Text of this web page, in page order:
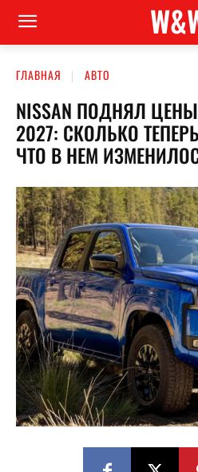
ГЛАВНАЯ АВТО
NISSAN ПОДНЯЛ ЦЕНЫ
2027: СКОЛЬКО
ЧТО В НЕМ